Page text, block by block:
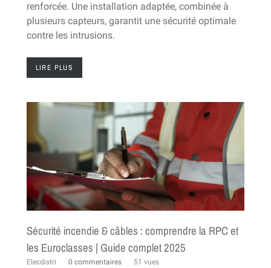
renforcée. Une installation adaptée, combinée à
plusieurs capteurs, garantit une sécurité optimale
contre les intrusions.
LIRE PLUS
Sécurité incendie & câbles : comprendre la RPC et
les Euroclasses | Guide complet 2025
Elecdistri 0 commentaires
51 vues